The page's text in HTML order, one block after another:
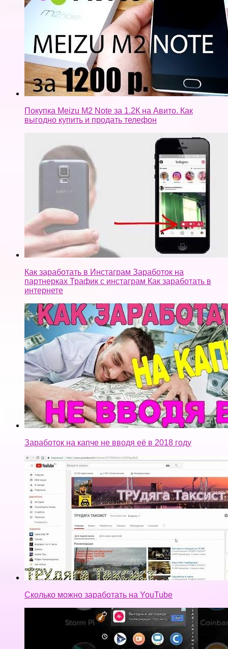
Как заработать в Инстаграм Заработок на
партнерках Трафик с инстаграм Как заработать в
Заработок на капче не вводя её в 2018 году
Сколько можно заработать на YouTube
Как заработать криптовалюту на телефоне